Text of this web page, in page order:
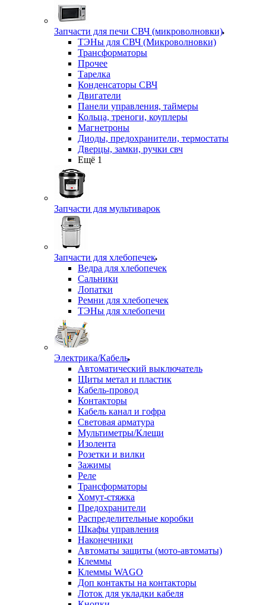
Запчасти для печи СВЧ (микроволновки)
ТЭНы для СВЧ (Микроволновки)
Трансформаторы
Прочее
Тарелка
Конденсаторы СВЧ
Двигатели
Панели управления, таймеры
Кольца, треноги, коуплеры
Магнетроны
Диоды, предохранители, термостаты
Дверцы, замки, ручки свч
Ещё 1
Запчасти для мультиварок
Запчасти для хлебопечек
Ведра для хлебопечек
Сальники
Лопатки
Ремни для хлебопечек
ТЭНы для хлебопечи
Электрика/Кабель
Автоматический выключатель
Щиты метал и пластик
Кабель-провод
Контакторы
Кабель канал и гофра
Световая арматура
Мультиметры/Клещи
Изолента
Розетки и вилки
Зажимы
Реле
Трансформаторы
Хомут-стяжка
Предохранители
Распределительные коробки
Шкафы управления
Наконечники
Автоматы защиты (мото-автоматы)
Клеммы
Клеммы WAGO
Доп контакты на контакторы
Лоток для укладки кабеля